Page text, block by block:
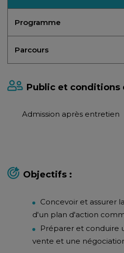
Programme
Parcours
Public et conditions
Admission après entretien
Objectifs :
Concevoir et assurer
d'un plan d'action
Préparer et conduire
vente et une